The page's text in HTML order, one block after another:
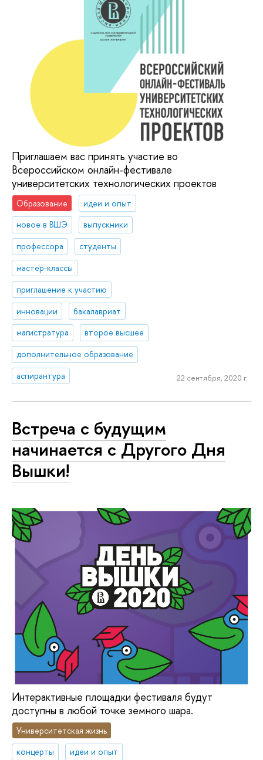
Приглашаем вас принять участие во
Всероссийском онлайн-фестивале
университетских технологических проектов
Образование
идеи и опыт
новое в ВШЭ
выпускники
профессора
студенты
мастер-классы
приглашение к участию
инновации
бакалавриат
магистратура
второе высшее
дополнительное образование
аспирантура
22 сентября, 2020 г.
Встреча с будущим
начинается с Другого Дня
Вышки!
Интерактивные площадки фестиваля будут
доступны в любой точке земного шара.
Университетская жизнь
концерты
идеи и опыт